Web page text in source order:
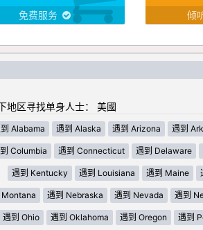
免费服务 倾
地区寻找单身人士： 美國
Alabama 遇到 Alaska 遇到 Arizona 遇到
Columbia 遇到 Connecticut 遇到 Delaware
遇到 Kentucky 遇到 Louisiana 遇到 Maine
Montana 遇到 Nebraska 遇到 Nevada 遇到
遇到 Ohio 遇到 Oklahoma 遇到 Oregon 遇到